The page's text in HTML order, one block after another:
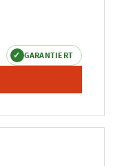
✓ GARANTIERT